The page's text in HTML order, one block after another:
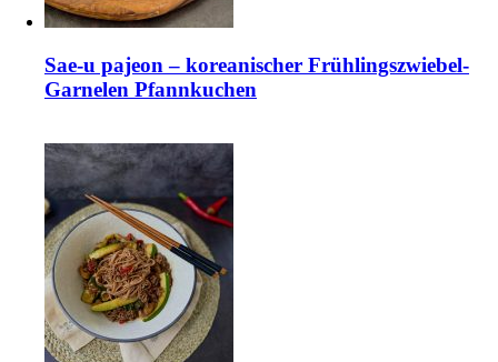
Sae-u pajeon – koreanischer Frühlingszwiebel-
Garnelen Pfannkuchen